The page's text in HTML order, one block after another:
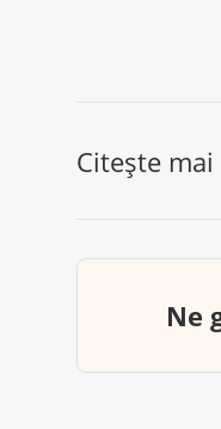
Citește
Ne